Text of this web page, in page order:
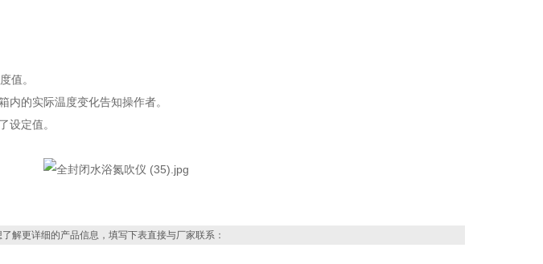
值。
内的实际温度变化告知操作者。
设定值。
解更详细的产品信息，填写下表直接与厂家联系：